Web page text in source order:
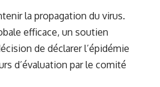
la propagation du virus.
efficace, un soutien
de déclarer l’épidémie
d’évaluation par le comité